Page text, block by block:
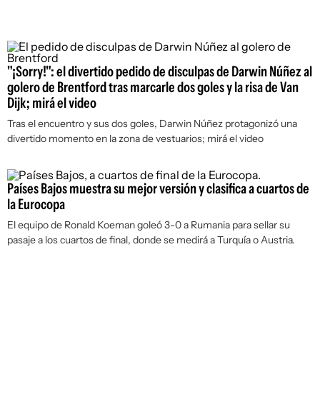
"¡Sorry!": el divertido pedido de disculpas de Darwin Núñez al
golero de Brentford tras marcarle dos goles y la risa de Van
Dijk; mirá el video
Tras el encuentro y sus dos goles, Darwin Núñez protagonizó una
divertido momento en la zona de vestuarios; mirá el video
Países Bajos muestra su mejor versión y clasifica a cuartos de
la Eurocopa
El equipo de Ronald Koeman goleó 3-0 a Rumania para sellar su
pasaje a los cuartos de final, donde se medirá a Turquía o Austria.